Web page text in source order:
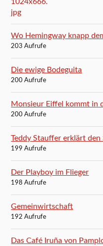
Wo Hemingway knapp
203 Aufrufe
Die ewige Bodeguita
200 Aufrufe
Monsieur Eiffel kommt in
200 Aufrufe
Teddy Stauffer erklärt den
199 Aufrufe
Der Playboy im Flieger
198 Aufrufe
Gemeinwirtschaft
192 Aufrufe
Das Café Iruña von